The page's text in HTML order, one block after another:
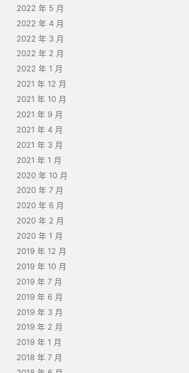
2022 年 5 月
2022 年 4 月
2022 年 3 月
2022 年 2 月
2022 年 1 月
2021 年 12 月
2021 年 10 月
2021 年 9 月
2021 年 4 月
2021 年 3 月
2021 年 1 月
2020 年 10 月
2020 年 7 月
2020 年 6 月
2020 年 2 月
2020 年 1 月
2019 年 12 月
2019 年 10 月
2019 年 7 月
2019 年 6 月
2019 年 3 月
2019 年 2 月
2019 年 1 月
2018 年 7 月